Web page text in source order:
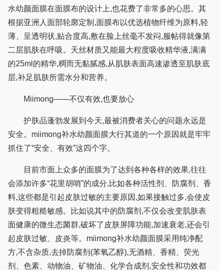
水幼颜面膜在面膜布的设计上,也花费了非常多的心思。其
根据亚洲人面部轮廓定制,面膜布以优选植物纤维为原料,轻
薄、呈透明状,贴合度高,敷在脸上丝毫不发闷,服帖得就像第
二层肌肤在呼吸。天丝材质又能最大程度吸收精华液,满满
的25ml的精华,稠而无黏腻感,从肌肤表面高速渗透至肌肤底
层,补足肌肤所需水分和营养。
Miimong——不仅有效,也要放心
护肤品蓬勃发展到今天,最被消费者关心的问题永远是
安全。miimong补水幼颜面膜大行其道的一个原因就是牢牢
抓住了“安全、有效”这四个字。
目前市面上众多的面膜为了达到各种各样的效果,往往
会添加许多“花里胡哨”的成分,比如各种活性剂、防腐剂、香
料,这些都是引起皮肤过敏的主要原因,如果接触过多,会使皮
肤变得粗糙敏感。比如说其中的防腐剂,不仅会改变肌肤表
面健康的微生态菌群,破坏了皮肤屏障功能,加速衰老,还会引
起皮肤过敏、皮炎等。miimong补水幼颜面膜采用纯净配
方,不含杂质,去掉防腐剂(苯氧乙醇),无酒精、香精、荧光
剂、色素、动物油、矿物油、化学合成剂,安全性和功效都